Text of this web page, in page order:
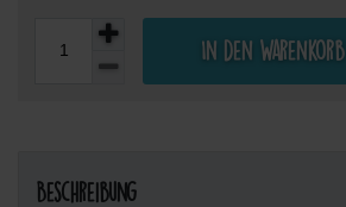
In den Warenkorb
Beschreibung